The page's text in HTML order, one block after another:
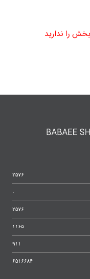
را ندارید
BABAEE
۲۵۷۶
۰
۲۵۷۶
۱۱۶۵
۹۱۱
۶۵۱۶۶۸۴